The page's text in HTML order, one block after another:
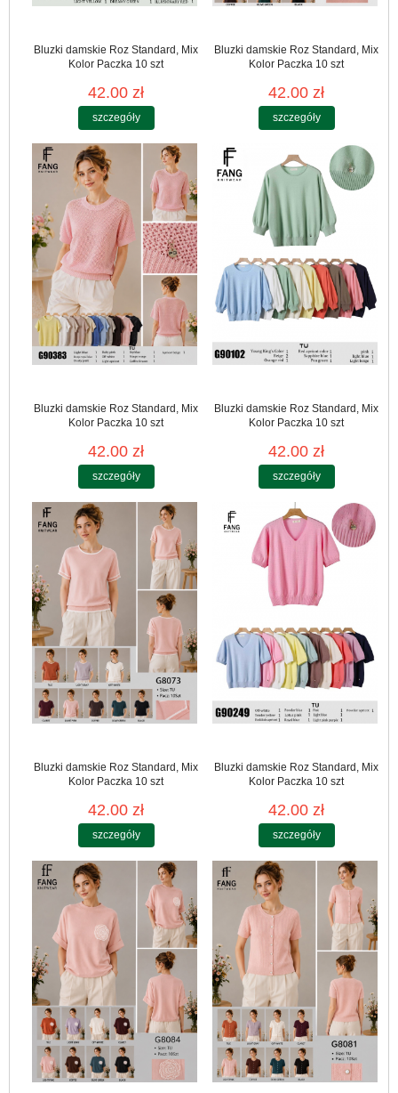
Bluzki damskie Roz Standard, Mix
Kolor Paczka 10 szt
42.00 zł
szczegóły
Bluzki damskie Roz Standard, Mix
Kolor Paczka 10 szt
42.00 zł
szczegóły
Bluzki damskie Roz Standard, Mix
Kolor Paczka 10 szt
42.00 zł
szczegóły
Bluzki damskie Roz Standard, Mix
Kolor Paczka 10 szt
42.00 zł
szczegóły
Bluzki damskie Roz Standard, Mix
Kolor Paczka 10 szt
42.00 zł
szczegóły
Bluzki damskie Roz Standard, Mix
Kolor Paczka 10 szt
42.00 zł
szczegóły